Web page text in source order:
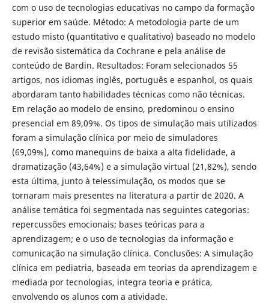
com o uso de tecnologias educativas no campo da formação
superior em saúde. Método: A metodologia parte de um
estudo misto (quantitativo e qualitativo) baseado no modelo
de revisão sistemática da Cochrane e pela análise de
conteúdo de Bardin. Resultados: Foram selecionados 55
artigos, nos idiomas inglês, português e espanhol, os quais
abordaram tanto habilidades técnicas como não técnicas.
Em relação ao modelo de ensino, predominou o ensino
presencial em 89,09%. Os tipos de simulação mais utilizados
foram a simulação clínica por meio de simuladores
(69,09%), como manequins de baixa a alta fidelidade, a
dramatização (43,64%) e a simulação virtual (21,82%), sendo
esta última, junto à telessimulação, os modos que se
tornaram mais presentes na literatura a partir de 2020. A
análise temática foi segmentada nas seguintes categorias:
repercussões emocionais; bases teóricas para a
aprendizagem; e o uso de tecnologias da informação e
comunicação na simulação clínica. Conclusões: A simulação
clínica em pediatria, baseada em teorias da aprendizagem e
mediada por tecnologias, integra teoria e prática,
envolvendo os alunos com a atividade.